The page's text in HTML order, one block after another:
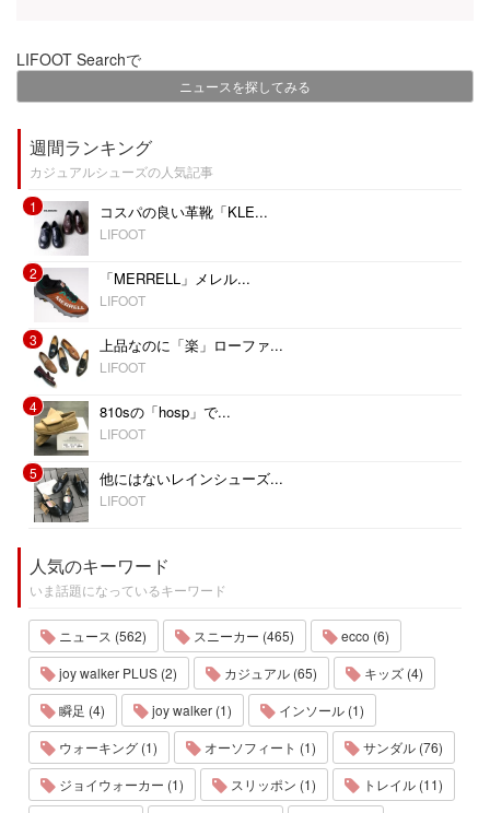
LIFOOT Searchで
ニュースを探してみる
週間ランキング
カジュアルシューズの人気記事
1
コスパの良い革靴「KLE...
LIFOOT
2 「MERRELL」メレル...
LIFOOT
3 上品なのに「楽」ローファ...
LIFOOT
4 810sの「hosp」で...
LIFOOT
5 他にはないレインシューズ...
LIFOOT
人気のキーワード
いま話題になっているキーワード
ニュース (562) スニーカー (465)
ecco (6)
joy walker PLUS (2)
カジュアル (65)
キッズ (4)
瞬足 (4)
joy walker (1)
インソール (1)
ウォーキング (1)
オーソフィート (1)
サンダル (76)
ジョイウォーカー (1)
スリッポン (1)
トレイル (11)